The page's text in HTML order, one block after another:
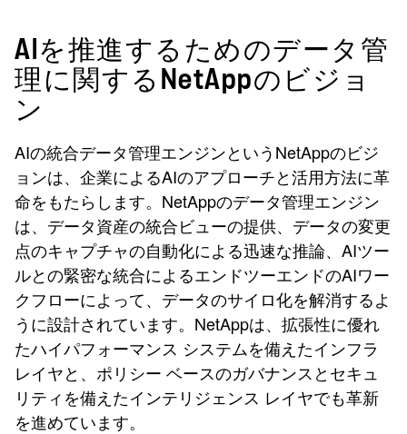
AIを推進するためのデータ管
理に関するNetAppのビジョ
ン
AIの統合データ管理エンジンというNetAppのビジ
ョンは、企業によるAIのアプローチと活用方法に革
命をもたらします。NetAppのデータ管理エンジン
は、データ資産の統合ビューの提供、データの変更
点のキャプチャの自動化による迅速な推論、AIツー
ルとの緊密な統合によるエンドツーエンドのAIワー
クフローによって、データのサイロ化を解消するよ
うに設計されています。NetAppは、拡張性に優れ
たハイパフォーマンス システムを備えたインフラ
レイヤと、ポリシー ベースのガバナンスとセキュ
リティを備えたインテリジェンス レイヤでも革新
を進めています。